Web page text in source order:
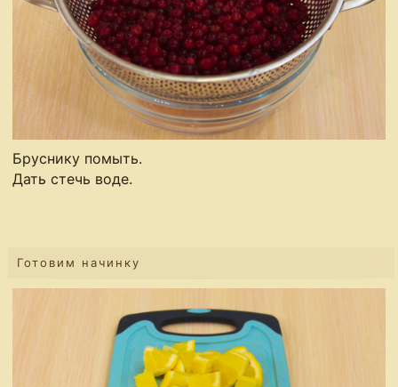
Бруснику помыть.
Дать стечь воде.
Готовим начинку